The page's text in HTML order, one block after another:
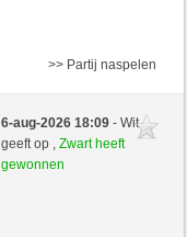
>> Partij naspelen
6-aug-2026 18:09- Wit
geeft op ,Zwart heeft
gewonnen